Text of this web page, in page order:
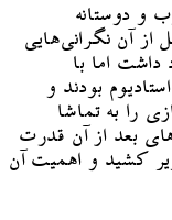
و دوستانه
آن نگرانی‌هایی
اما با
بودند و
را به تماشا
بعد از آن قدرت
کشید و اهمیت آن